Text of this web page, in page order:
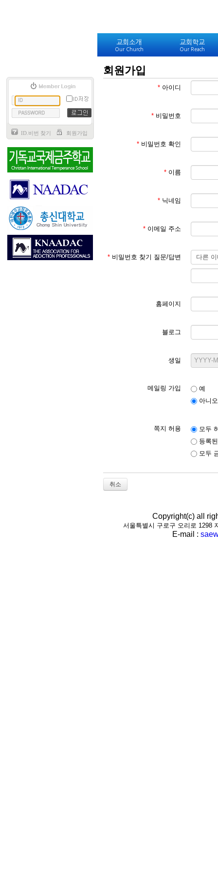
교회소개
Our Church
교회학교
Our Reach
ID.비번 찾기 회원가입
회원가입
* 아이디
* 비밀번호
* 비밀번호 확인
* 이름
* 닉네임
* 이메일 주소
* 비밀번호 찾기 질문/답변
홈페이지
블로그
생일
메일링 가입
예
아니오
쪽지 허용
모두
등록
모두
취소
Copyright(c) all
서울특별시 구로구 오리로 1298
E-mail :